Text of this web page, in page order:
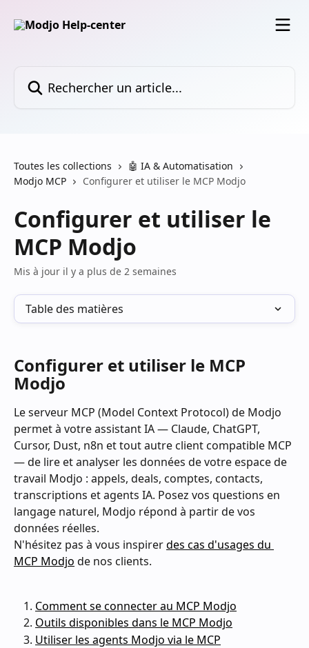
Toutes les collections
🤖 IA & Automatisation
Modjo MCP
Configurer et utiliser le MCP Modjo
Configurer et utiliser le
MCP Modjo
Mis à jour il y a plus de 2 semaines
Table des matières
Configurer et utiliser le MCP
Modjo
Le serveur MCP (Model Context Protocol) de Modjo
permet à votre assistant IA — Claude, ChatGPT,
Cursor, Dust, n8n et tout autre client compatible MCP
— de lire et analyser les données de votre espace de
travail Modjo : appels, deals, comptes, contacts,
transcriptions et agents IA. Posez vos questions en
langage naturel, Modjo répond à partir de vos
données réelles.
N'hésitez pas à vous inspirer des cas d'usages du
MCP Modjo de nos clients.
Comment se connecter au MCP Modjo
Outils disponibles dans le MCP Modjo
Utiliser les agents Modjo via le MCP